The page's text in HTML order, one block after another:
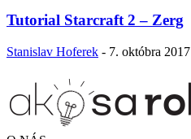
Tutorial Starcraft 2 – Zerg
Stanislav Hoferek - 7. októbra 2017